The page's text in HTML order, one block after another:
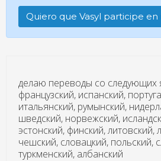
Quiero que Vasyl
делаю переводы со следующих
французский, испанский,
итальянский, румынский,
шведский, норвежский,
эстонский, финский, литовский,
чешский, словацкий, польский,
туркменский, албанский